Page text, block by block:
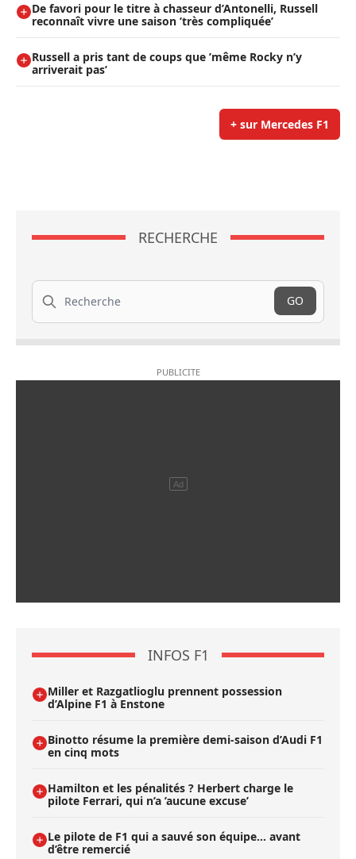
De favori pour le titre à chasseur d’Antonelli, Russell
reconnaît vivre une saison ’très compliquée’
Russell a pris tant de coups que ’même Rocky n’y
arriverait pas’
+ sur Mercedes F1
RECHERCHE
Recherche
GO
INFOS F1
Miller et Razgatlioglu prennent possession
d’Alpine F1 à Enstone
Binotto résume la première demi-saison d’Audi F1
en cinq mots
Hamilton et les pénalités ? Herbert charge le
pilote Ferrari, qui n’a ’aucune excuse’
Le pilote de F1 qui a sauvé son équipe… avant
d’être remercié